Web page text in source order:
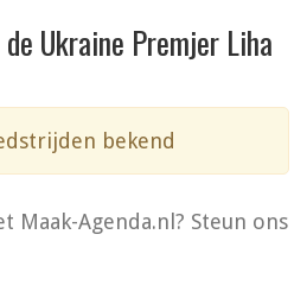
Ukraine Premjer Liha
bekend
Maak-Agenda.nl? Steun ons